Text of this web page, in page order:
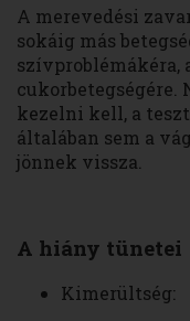
A merevedési
sokáig más
szívproblémákéra,
cukorbetegségére.
kezelni kell, a
általában sem a
jönnek vissza.
A hiány tünetei
Kimerültség: